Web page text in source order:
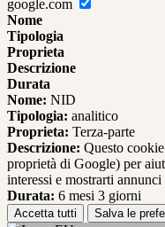
google.com
Nome
Tipologia
Proprieta
Descrizione
Durata
Nome: NID
Tipologia: analitico
Proprieta: Terza-parte
Descrizione: Questo
proprietà di Google) per
interessi e mostrarti
Durata: 6 mesi 3 giorni
Accetta tutti Salva le